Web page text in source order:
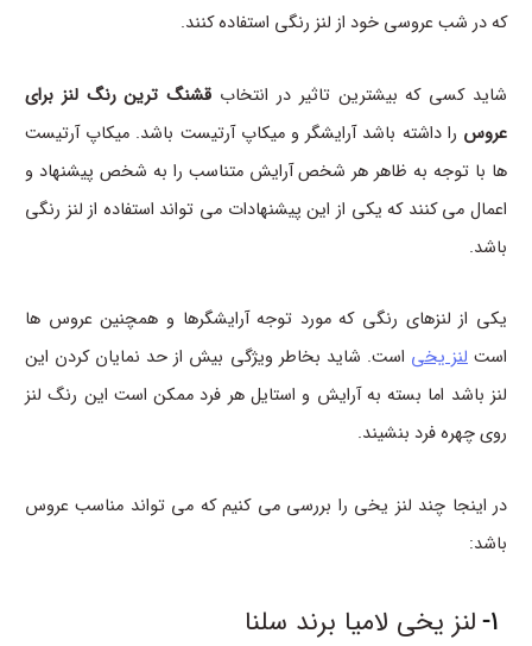
که در شب عروسی خود از لنز رنگی استفاده کنند.
شاید کسی که بیشترین تاثیر در انتخاب قشنگ ترین رنگ لنز برای
عروس را داشته باشد آرایشگر و میکاپ آرتیست باشد. میکاپ آرتیست
ها با توجه به ظاهر هر شخص آرایش متناسب را به شخص پیشنهاد و
اعمال می کنند که یکی از این پیشنهادات می تواند استفاده از لنز رنگی
باشد.
یکی از لنزهای رنگی که مورد توجه آرایشگرها و همچنین عروس ها
استلنز یخی است. شاید بخاطر ویژگی بیش از حد نمایان کردن این
لنز باشد اما بسته به آرایش و استایل هر فرد ممکن است این رنگ لنز
روی چهره فرد بنشیند.
در اینجا چند لنز یخی را بررسی می کنیم که می تواند مناسب عروس
باشد:
1- لنز یخی لامیا برند سلنا